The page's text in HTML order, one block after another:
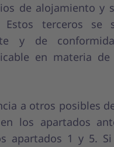
de alojamiento y
Estos terceros se
y de
en materia de
a otros posibles
los apartados
apartados 1 y 5.